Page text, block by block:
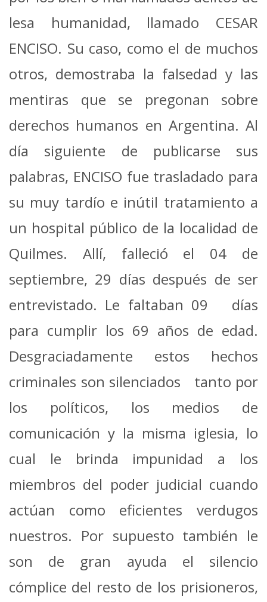
lesa humanidad, llamado CESAR
ENCISO. Su caso, como el de muchos
otros, demostraba la falsedad y las
mentiras que se pregonan sobre
derechos humanos en Argentina. Al
día siguiente de publicarse sus
palabras, ENCISO fue trasladado para
su muy tardío e inútil tratamiento a
un hospital público de la localidad de
Quilmes. Allí, falleció el 04 de
septiembre, 29 días después de ser
entrevistado. Le faltaban 09 días
para cumplir los 69 años de edad.
Desgraciadamente estos hechos
criminales son silenciados tanto por
los políticos, los medios de
comunicación y la misma iglesia, lo
cual le brinda impunidad a los
miembros del poder judicial cuando
actúan como eficientes verdugos
nuestros. Por supuesto también le
son de gran ayuda el silencio
cómplice del resto de los prisioneros,